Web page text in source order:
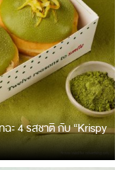
ะ 4 รสชาติ กับ “Krispy